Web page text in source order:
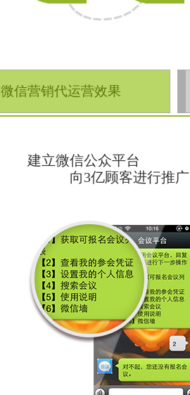
微信营销代运营效果
建立微信公众平台
向3亿顾客进行推广